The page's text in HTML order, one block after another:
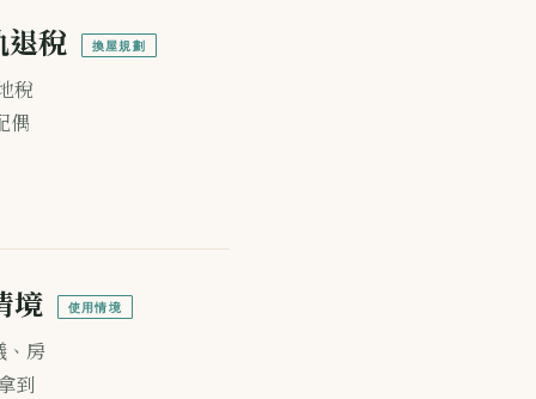
退稅 換屋規劃
稅
偶
境 使用情境
、房
到